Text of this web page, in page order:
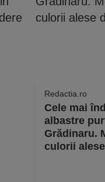
Redactia.ro
Cele mai
albastre
Grădinaru.
culorii